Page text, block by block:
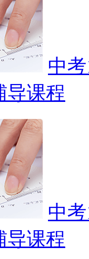
中
导课程
中
导课程